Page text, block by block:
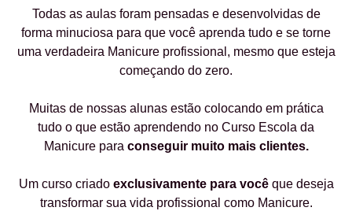
Todas as aulas foram pensadas e desenvolvidas de
forma minuciosa para que você aprenda tudo e se torne
uma verdadeira Manicure profissional, mesmo que esteja
começando do zero.
Muitas de nossas alunas estão colocando em prática
tudo o que estão aprendendo no Curso Escola da
Manicure para conseguir muito mais clientes.
Um curso criado exclusivamente para vocêque deseja
transformar sua vida profissional como Manicure.